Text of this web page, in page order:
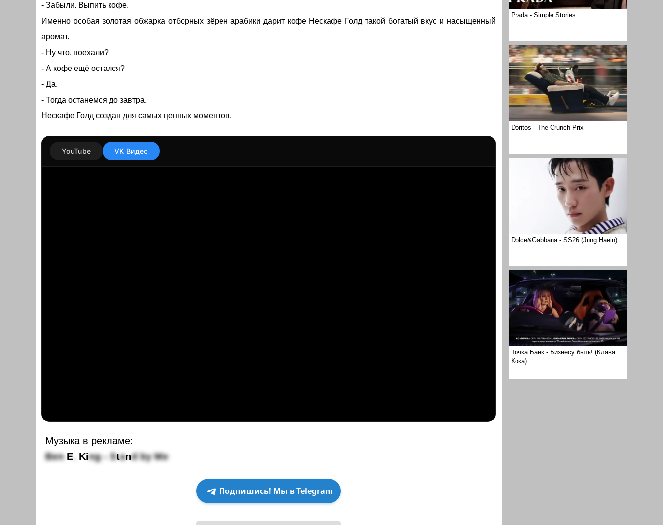
Prada - Simple Stories
Doritos - The Crunch Prix
Dolce&Gabbana - SS26 (Jung Haein)
Точка Банк - Бизнесу быть! (Клава
Кока)
- Забыли. Выпить кофе.
Именно особая золотая обжарка отборных зёрен арабики дарит кофе Нескафе Голд такой богатый вкус и насыщенный
аромат.
- Ну что, поехали?
- А кофе ещё остался?
- Да.
- Тогда останемся до завтра.
Нескафе Голд создан для самых ценных моментов.
YouTube VK Видео
Музыка в рекламе:
Ben E King - Stand by Me
Подпишись! Мы в Telegram